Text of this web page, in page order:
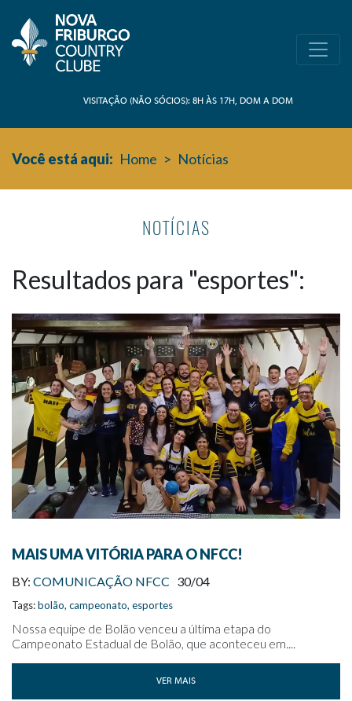
VISITAÇÃO (NÃO SÓCIOS): 8H ÀS 17H, DOM A DOM
Você está aqui: Home > Notícias
NOTÍCIAS
Resultados para "esportes":
MAIS UMA VITÓRIA PARA O NFCC!
BY: COMUNICAÇÃO NFCC 30/04
Tags:bolão, campeonato, esportes
Nossa equipe de Bolão venceu a última etapa do
Campeonato Estadual de Bolão, que aconteceu em....
VER MAIS